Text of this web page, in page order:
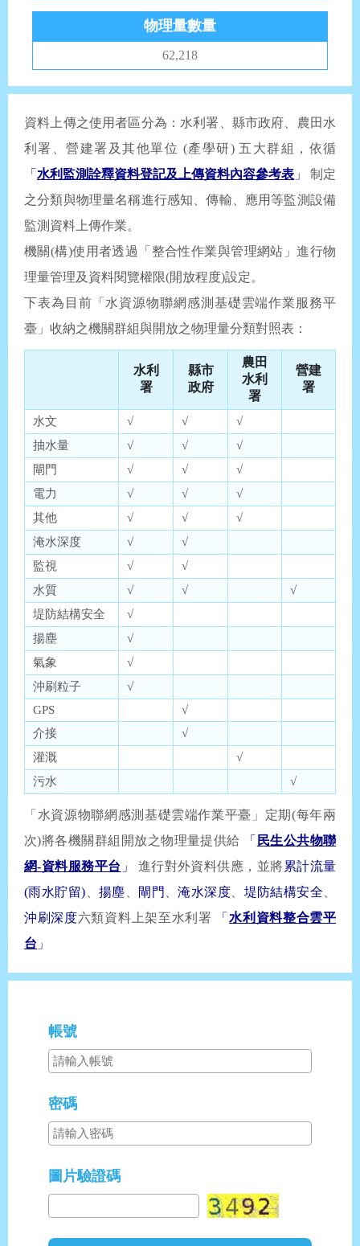
物理量數量
62,218
資料上傳之使用者區分為：水利署、縣市政府、農田水
利署、營建署及其他單位 (產學研) 五大群組，依循
「 水利監測詮釋資料登記及上傳資料內容參考表 」
制定
之分類與物理量名稱進行感知、傳輸、應用等監測設備
監測資料上傳作業。
機關(構)使用者透過「整合性作業與管理網站」進行物
理量管理及資料閱覽權限(開放程度)設定。
下表為目前「水資源物聯網感測基礎雲端作業服務平
臺」收納之機關群組與開放之物理量分類對照表：
水利
署
縣市
政府
農田
水利
署
營建
署
水文 √ √
√
抽水量
√ √
√
閘門
√ √
√
電力
√ √
√
其他
√ √
√
淹水深度
√
√
監視
√
√
水質
√ √
√
堤防結構安全
√
揚塵
√
氣象
√
沖刷粒子
√
GPS
√
介接
√
灌溉
√
污水
√
「水資源物聯網感測基礎雲端作業平臺」定期(每年兩
次)將各機關群組開放之物理量提供給
「 民生公共物聯
網-資料服務平台 」 進行對外資料供應，並將累計流量
(雨水貯留)
揚塵 閘門 、淹水深度 堤防結構安全
沖刷深度六類資料上架至水利署 「 水利資料整合雲平
台 」
帳號
密碼
圖片驗證碼